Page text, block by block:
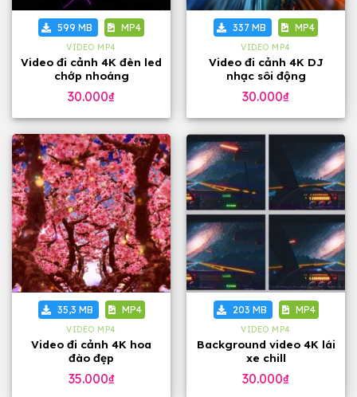
599 MB MP4
VIDEO MP4
Video đi cảnh 4K đèn led
chớp nhoáng
30.000₫
337 MB MP4
VIDEO MP4
Video đi cảnh 4K DJ
nhạc sôi động
30.000₫
35,3 MB MP4
VIDEO MP4
Video đi cảnh 4K hoa
đào đẹp
35.000₫
203 MB MP4
VIDEO MP4
Background video 4K lái
xe chill
30.000₫